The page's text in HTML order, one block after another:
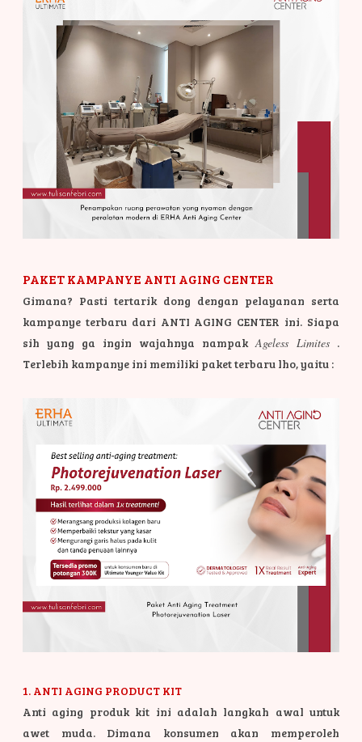
PAKET KAMPANYE ANTI AGING CENTER
Gimana? Pasti tertarik dong dengan pelayanan serta
kampanye terbaru dari ANTI AGING CENTER ini. Siapa
sih yang ga ingin wajahnya nampakAgeless Limites .
Terlebih kampanye ini memiliki paket terbaru lho, yaitu :
1. ANTI AGING PRODUCT KIT
Anti aging produk kit ini adalah langkah awal untuk
awet muda. Dimana konsumen akan memperoleh